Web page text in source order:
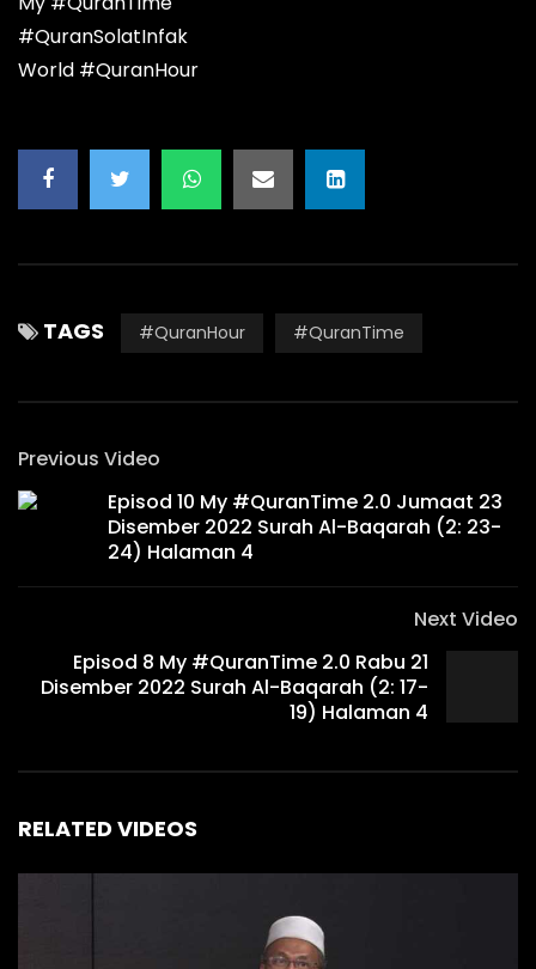
#QuranSolatInfak
World #QuranHour
TAGS #QuranHour #QuranTime
Previous Video
Episod 10 My #QuranTime 2.0 Jumaat 23
Disember 2022 Surah Al-Baqarah (2: 23-
24) Halaman 4
Next Video
Episod 8 My #QuranTime 2.0 Rabu 21
Disember 2022 Surah Al-Baqarah (2: 17-
19) Halaman 4
RELATED VIDEOS